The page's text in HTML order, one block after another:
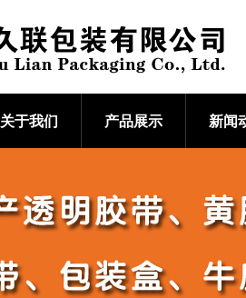
关于我们 产品展示 新闻